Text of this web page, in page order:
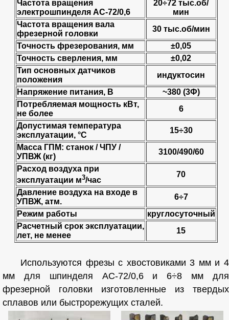
Частота вращения
электрошпинделя AC-72/0,6
20÷72 тыс.об/
мин
Частота вращения вала
фрезерной головки
30 тыс.об/мин
Точность фрезерования, мм
±0,05
Точность сверления, мм
±0,02
Тип основных датчиков
положения
индуктосин
Напряжение питания, B
~380 (3Ф)
Потребляемая мощность кВт,
не более
6
Допустимая температура
эксплуатации, °C
15÷30
Масса ГПМ: станок / ЧПУ /
УПВЖ (кг)
3100/490/60
Расход воздуха при
эксплуатации м3/час
70
Давление воздуха на входе в
УПВЖ, атм.
6÷7
Режим работы
круглосуточный
Расчетный срок эксплуатации,
лет, не менее
15
Используются фрезы с хвостовиками 3 мм и 4
мм для шпинделя АС-72/0,6 и 6÷8 мм для
фрезерной головки изготовленные из твердых
сплавов или быстрорежущих сталей.